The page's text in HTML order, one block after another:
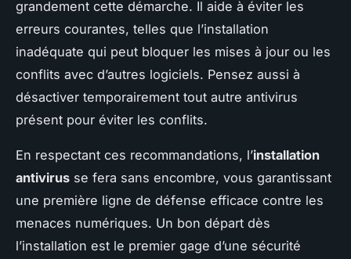
grandement cette démarche. Il aide à éviter les
erreurs courantes, telles que l’installation
inadéquate qui peut bloquer les mises à jour ou les
conflits avec d’autres logiciels. Pensez aussi à
désactiver temporairement tout autre antivirus
présent pour éviter les conflits.
En respectant ces recommandations, l’installation
antivirus se fera sans encombre, vous garantissant
une première ligne de défense efficace contre les
menaces numériques. Un bon départ dès
l’installation est le premier gage d’une sécurité